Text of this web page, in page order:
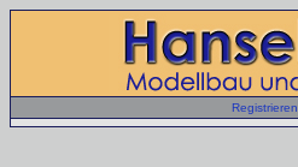
Registrieren